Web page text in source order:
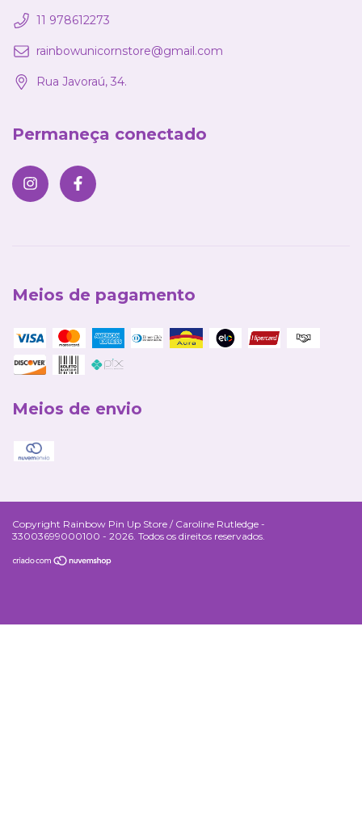
11 978612273
rainbowunicornstore@gmail.com
Rua Javoraú, 34.
Permaneça conectado
Meios de pagamento
Meios de envio
Copyright Rainbow Pin Up Store / Caroline Rutledge -
33003699000100 - 2026. Todos os direitos reservados.